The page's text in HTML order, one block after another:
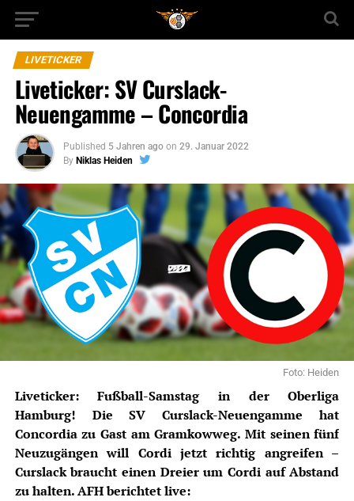
LIVETICKER
Liveticker: SV Curslack-
Neuengamme – Concordia
Published 5 Jahren ago on 29. Januar 2022
By Niklas Heiden
Foto: Heiden
Liveticker: Fußball-Samstag in der Oberliga
Hamburg! Die SV Curslack-Neuengamme hat
Concordia zu Gast am Gramkowweg. Mit seinen fünf
Neuzugängen will Cordi jetzt richtig angreifen –
Curslack braucht einen Dreier um Cordi auf Abstand
zu halten. AFH berichtet live: